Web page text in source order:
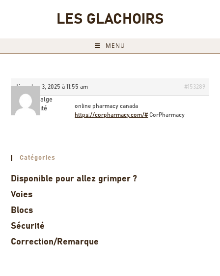
LES GLACHOIRS
MENU
décembre 3, 2025 à 11:55 am #153289
SteveCalge
Invité
online pharmacy canada
https://corpharmacy.com/# CorPharmacy
Catégories
Disponible pour allez grimper ?
Voies
Blocs
Sécurité
Correction/Remarque